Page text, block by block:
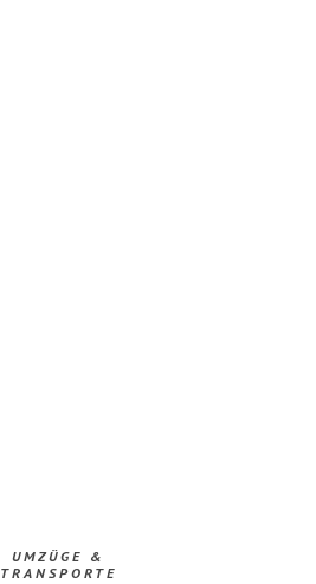
UMZÜGE &
TRANSPORTE